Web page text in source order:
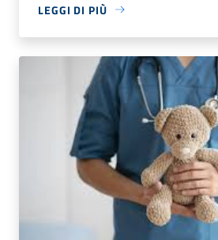
LEGGI DI PIÙ